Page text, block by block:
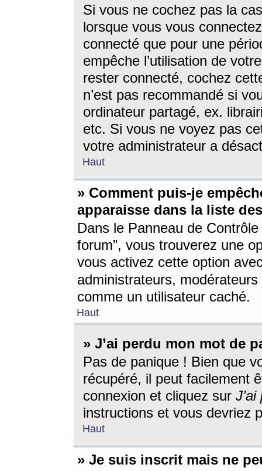
Si vous ne cochez pas la
lorsque vous vous
connecté que pour une
empêche l’utilisation de
rester connecté, cochez
n’est pas recommandé si
ordinateur partagé, ex.
etc. Si vous ne voyez pas
votre administrateur a
Haut
» Comment puis-je
apparaisse dans la liste
Dans le Panneau de
forum”, vous trouverez une
vous activez cette option
administrateurs,
comme un utilisateur caché.
Haut
» J’ai perdu mon mot de
Pas de panique ! Bien que
récupéré, il peut facilement
connexion et cliquez sur
instructions et vous devriez
Haut
» Je suis inscrit mais ne